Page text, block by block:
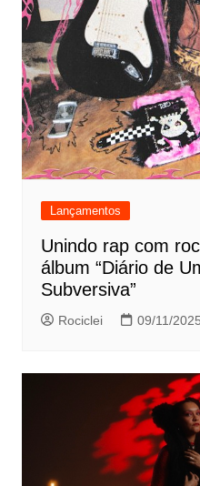
Lançamentos
Unindo rap com
álbum “Diário de
Subversiva”
Rociclei 09/11/2025